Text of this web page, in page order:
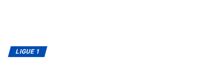
LIGUE 1